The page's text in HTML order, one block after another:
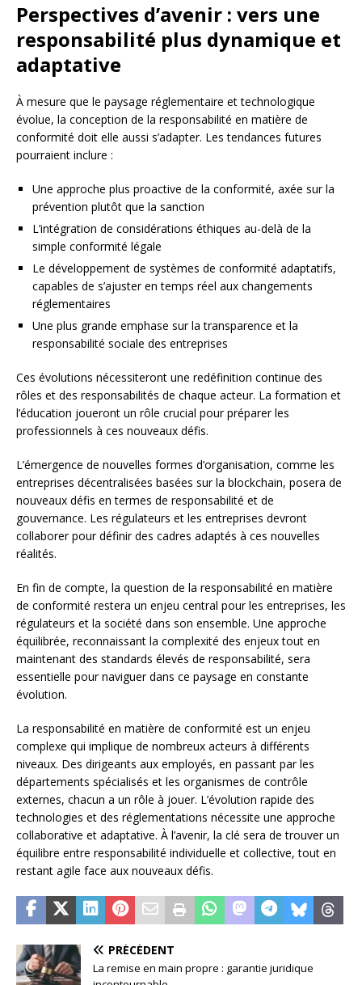
Perspectives d’avenir : vers une
responsabilité plus dynamique et
adaptative
À mesure que le paysage réglementaire et technologique
évolue, la conception de la responsabilité en matière de
conformité doit elle aussi s’adapter. Les tendances futures
pourraient inclure :
Une approche plus proactive de la conformité, axée sur la
prévention plutôt que la sanction
L’intégration de considérations éthiques au-delà de la
simple conformité légale
Le développement de systèmes de conformité adaptatifs,
capables de s’ajuster en temps réel aux changements
réglementaires
Une plus grande emphase sur la transparence et la
responsabilité sociale des entreprises
Ces évolutions nécessiteront une redéfinition continue des
rôles et des responsabilités de chaque acteur. La formation et
l’éducation joueront un rôle crucial pour préparer les
professionnels à ces nouveaux défis.
L’émergence de nouvelles formes d’organisation, comme les
entreprises décentralisées basées sur la blockchain, posera de
nouveaux défis en termes de responsabilité et de
gouvernance. Les régulateurs et les entreprises devront
collaborer pour définir des cadres adaptés à ces nouvelles
réalités.
En fin de compte, la question de la responsabilité en matière
de conformité restera un enjeu central pour les entreprises, les
régulateurs et la société dans son ensemble. Une approche
équilibrée, reconnaissant la complexité des enjeux tout en
maintenant des standards élevés de responsabilité, sera
essentielle pour naviguer dans ce paysage en constante
évolution.
La responsabilité en matière de conformité est un enjeu
complexe qui implique de nombreux acteurs à différents
niveaux. Des dirigeants aux employés, en passant par les
départements spécialisés et les organismes de contrôle
externes, chacun a un rôle à jouer. L’évolution rapide des
technologies et des réglementations nécessite une approche
collaborative et adaptative. À l’avenir, la clé sera de trouver un
équilibre entre responsabilité individuelle et collective, tout en
restant agile face aux nouveaux défis.
PRÉCÉDENT
La remise en main propre : garantie juridique